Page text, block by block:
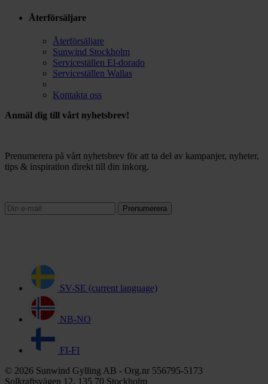
Återförsäljare
Återförsäljare
Sunwind Stockholm
Serviceställen El-dorado
Serviceställen Wallas
Kontakta oss
Anmäl dig till vårt nyhetsbrev!
Prenumerera på vårt nyhetsbrev för att ta del av kampanjer, nyheter,
tips & inspiration direkt till din inkorg.
Prenumerera
SV-SE (current language)
NB-NO
FI-FI
© 2026 Sunwind Gylling AB - Org.nr 556795-5173
Solkraftsvägen 12, 135 70 Stockholm